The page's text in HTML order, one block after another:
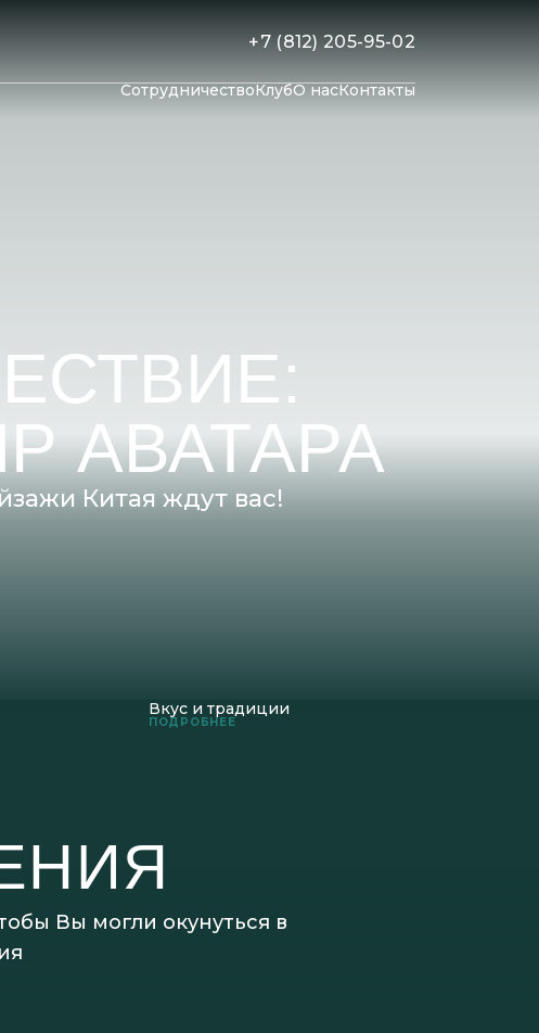
СотрудничествоКлубО насКонтакты
+7 (812) 205-95-02
АВАТАРА
Китая ждут вас!
Вкус и традиции
ПОДРОБНЕЕ
Вы могли окунуться в